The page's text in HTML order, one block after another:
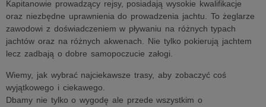
Kapitanowie prowadzący rejsy, posiadają wysokie kwalifikacje
oraz niezbędne uprawnienia do prowadzenia jachtu. To żeglarze
zawodowi z doświadczeniem w pływaniu na różnych typach
jachtów oraz na różnych akwenach. Nie tylko pokierują jachtem
lecz zadbają o dobre samopoczucie załogi.
Wiemy, jak wybrać najciekawsze trasy, aby zobaczyć coś
wyjątkowego i ciekawego.
Dbamy nie tylko o wygodę ale przede wszystkim o